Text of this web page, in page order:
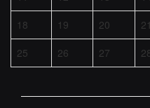
18
19 20 21
25
26 27